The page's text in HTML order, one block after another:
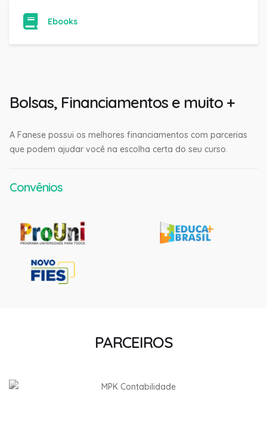
Ebooks
Bolsas, Financiamentos e muito +
A Fanese possui os melhores financiamentos com parcerias
que podem ajudar você na escolha certa do seu curso.
Convênios
PARCEIROS